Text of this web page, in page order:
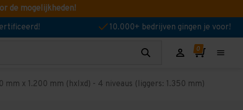
de mogelijkheden!
10.000+ bedrijven gingen je voor!
x 1.200 mm (hxlxd) - 4 niveaus (liggers: 1.350 mm)